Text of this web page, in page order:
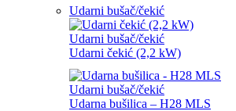
Udarni bušač/čekić
Udarni bušač/čekić
Udarni čekić (2,2 kW)
Udarni bušač/čekić
Udarna bušilica – H28 MLS